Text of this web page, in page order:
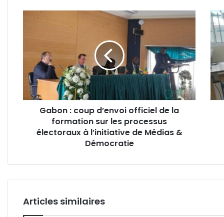
officiel
formation
sur
processus
électoraux
Gabon : coup d’envoi officiel de la
formation sur les processus
électoraux à l’initiative de Médias &
Démocratie
:
1031
par
la
Articles similaires